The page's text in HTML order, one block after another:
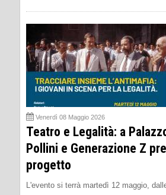
Venerdì 08 Maggio 2026
Teatro e Legalità: a
Pollini e Generazione Z
progetto
L'evento si terrà martedì 12 maggio,